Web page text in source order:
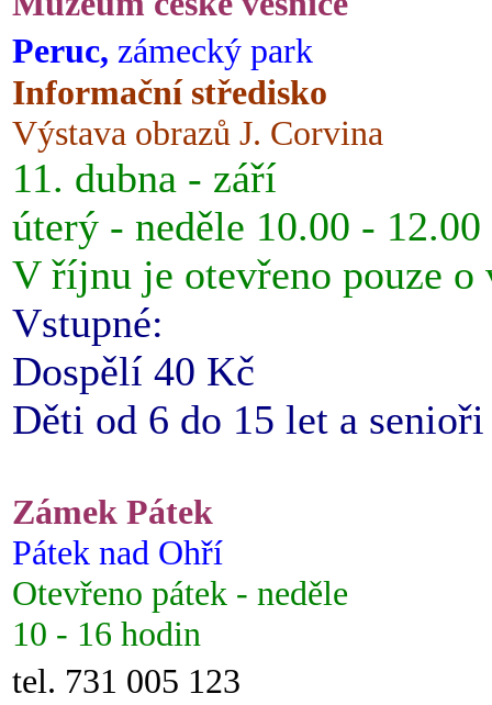
Peruc, zámecký park
Informační středisko
Výstava obrazů J. Corvina
11. dubna - září
úterý - neděle 10.00 -
V říjnu je otevřeno pouze o
Vstupné:
Dospělí 40 Kč
Děti od 6 do 15 let a
Zámek Pátek
Pátek nad Ohří
Otevřeno pátek - neděle
10 - 16 hodin
tel. 731 005 123